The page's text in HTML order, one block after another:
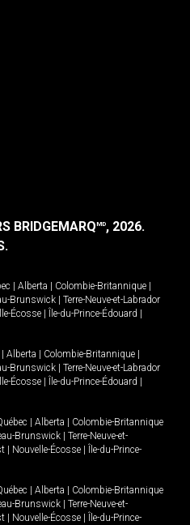
BRIDGEMARQMD, 2026.
Alberta Colombie-Britannique
Brunswick
Terre-Neuve-et-Labrador
Écosse Île-du-Prince-Édouard
Alberta Colombie-Britannique
Brunswick
Terre-Neuve-et-Labrador
Écosse Île-du-Prince-Édouard
Alberta
Colombie-Britannique
Brunswick
Terre-Neuve-et-
Nouvelle-Écosse
Île-du-Prince-
Alberta
Colombie-Britannique
Brunswick
Terre-Neuve-et-
Nouvelle-Écosse
Île-du-Prince-